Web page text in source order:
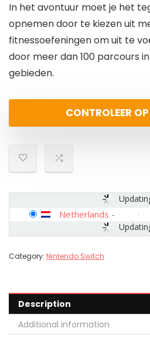
In het avontuur moet je het
opnemen door te kiezen uit
fitnessoefeningen om uit te
door meer dan 100 parcours
gebieden.
CONTROLEER
Netherlands -
Category: Nintendo Switch
Description
Additional information